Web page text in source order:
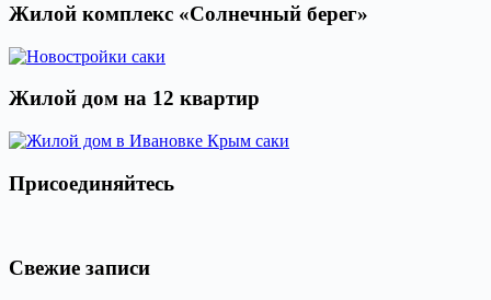
Жилой комплекс «Солнечный берег»
Жилой дом на 12 квартир
Присоединяйтесь
Свежие записи